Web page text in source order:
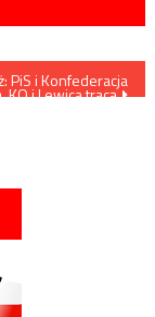
PiS i Konfederacja
KO i Lewica tracą